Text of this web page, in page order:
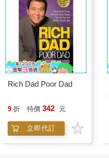
Rich Dad Poor Dad
9 折 特價 342 元
立即代訂